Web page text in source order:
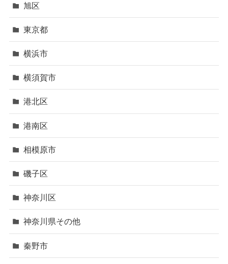
旭区
東京都
横浜市
横須賀市
港北区
港南区
相模原市
磯子区
神奈川区
神奈川県その他
秦野市